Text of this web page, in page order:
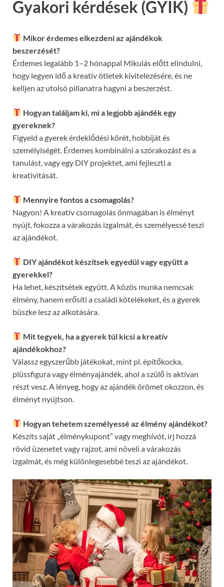
Gyakori kérdések (GYIK)
Mikor érdemes elkezdeni az ajándékok
beszerzését?
Érdemes legalább 1–2 hónappal Mikulás előtt elindulni,
hogy legyen idő a kreatív ötletek kivitelezésére, és ne
kelljen az utolsó pillanatra hagyni a beszerzést.
Hogyan találjam ki, mi a legjobb ajándék egy
gyereknek?
Figyeld a gyerek érdeklődési körét, hobbiját és
személyiségét. Érdemes kombinálni a szórakozást és a
tanulást, vagy egy DIY projektet, ami fejleszti a
kreativitását.
Mennyire fontos a csomagolás?
Nagyon! A kreatív csomagolás önmagában is élményt
nyújt, fokozza a várakozás izgalmát, és személyessé teszi
az ajándékot.
DIY ajándékot készítsek egyedül vagy együtt a
gyerekkel?
Ha lehet, készítsétek együtt. A közös munka nemcsak
élmény, hanem erősíti a családi kötelékeket, és a gyerek
büszke lesz az alkotására.
Mit tegyek, ha a gyerek túl kicsi a kreatív
ajándékokhoz?
Válassz egyszerűbb játékokat, mint pl. építőkocka,
plüssfigura vagy élményajándék, ahol a szülő is aktívan
részt vesz. A lényeg, hogy az ajándék örömet okozzon, és
élményt nyújtson.
Hogyan tehetem személyessé az élmény ajándékot?
Készíts saját „élménykupont” vagy meghívót, írj hozzá
rövid üzenetet vagy rajzot, ami növeli a várakozás
izgalmát, és még különlegesebbé teszi az ajándékot.